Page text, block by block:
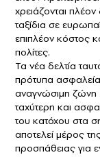
χρειάζονται
ταξίδια σε
επιπλέον κόστος
πολίτες.
Τα νέα δελτία
πρότυπα
αναγνώσιμη ζώνη
ταχύτερη και
του κατόχου στα
αποτελεί μέρος
προσπάθειας για